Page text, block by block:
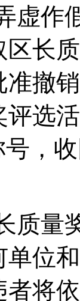
虚作
长
撤
选
，
质量
单位
将